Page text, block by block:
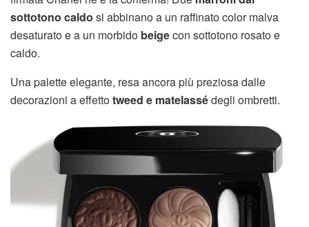
sottotono caldo si abbinano a un raffinato color malva
desaturato e a un morbido beigecon sottotono rosato e
caldo.
Una palette elegante, resa ancora più preziosa dalle
decorazioni a effettotweed e matelassédegli ombretti.